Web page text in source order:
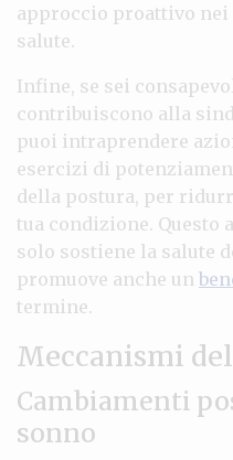
approccio proattivo
salute.
Infine, se sei
contribuiscono alla
puoi intraprendere
esercizi di
della postura, per
tua condizione. Questo
solo sostiene la salute
promuove anche un
termine.
Meccanismi
Cambiamenti
sonno